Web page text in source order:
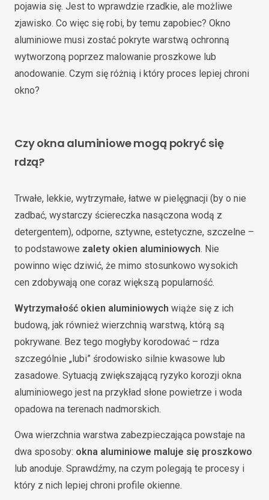
pojawia się. Jest to wprawdzie rzadkie, ale możliwe
zjawisko. Co więc się robi, by temu zapobiec? Okno
aluminiowe musi zostać pokryte warstwą ochronną
wytworzoną poprzez malowanie proszkowe lub
anodowanie. Czym się różnią i który proces lepiej chroni
okno?
Czy okna aluminiowe mogą pokryć się
rdzą?
Trwałe, lekkie, wytrzymałe, łatwe w pielęgnacji (by o nie
zadbać, wystarczy ściereczka nasączona wodą z
detergentem), odporne, sztywne, estetyczne, szczelne –
to podstawowe zalety okien aluminiowych. Nie
powinno więc dziwić, że mimo stosunkowo wysokich
cen zdobywają one coraz większą popularność.
Wytrzymałość okien aluminiowych wiąże się z ich
budową, jak również wierzchnią warstwą, którą są
pokrywane. Bez tego mogłyby korodować – rdza
szczególnie „lubi” środowisko silnie kwasowe lub
zasadowe. Sytuacją zwiększającą ryzyko korozji okna
aluminiowego jest na przykład słone powietrze i woda
opadowa na terenach nadmorskich.
Owa wierzchnia warstwa zabezpieczająca powstaje na
dwa sposoby: okna aluminiowe maluje się proszkowo
lub anoduje. Sprawdźmy, na czym polegają te procesy i
który z nich lepiej chroni profile okienne.